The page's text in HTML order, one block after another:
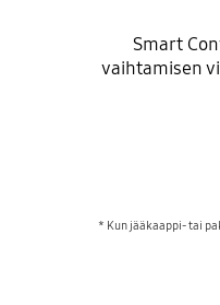
Smart
vaihtamisen
* Kun jääkaappi- tai